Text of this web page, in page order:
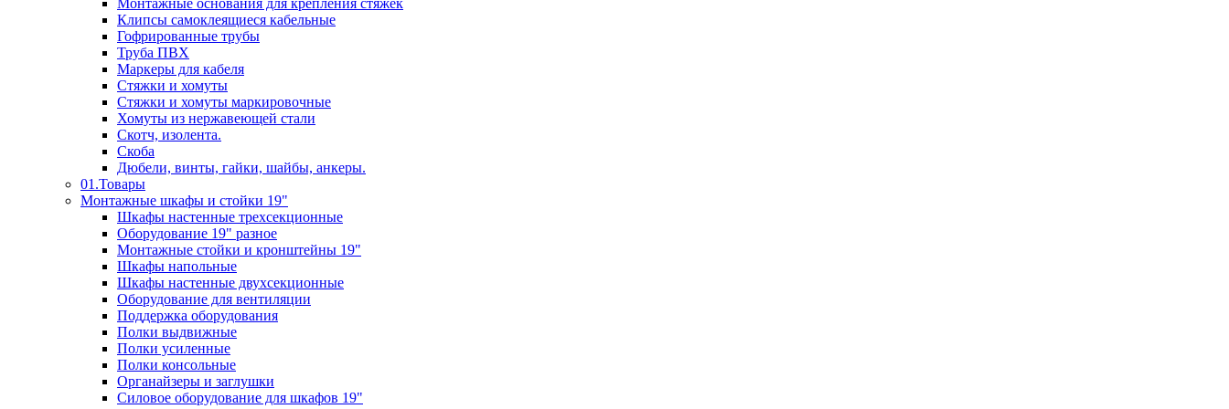
Монтажные основания для крепления стяжек
Клипсы самоклеящиеся кабельные
Гофрированные трубы
Труба ПВХ
Маркеры для кабеля
Стяжки и хомуты
Стяжки и хомуты маркировочные
Хомуты из нержавеющей стали
Скотч, изолента.
Скоба
Дюбели, винты, гайки, шайбы, анкеры.
01.Товары
Монтажные шкафы и стойки 19"
Шкафы настенные трехсекционные
Оборудование 19" разное
Монтажные стойки и кронштейны 19"
Шкафы напольные
Шкафы настенные двухсекционные
Оборудование для вентиляции
Поддержка оборудования
Полки выдвижные
Полки усиленные
Полки консольные
Органайзеры и заглушки
Силовое оборудование для шкафов 19"